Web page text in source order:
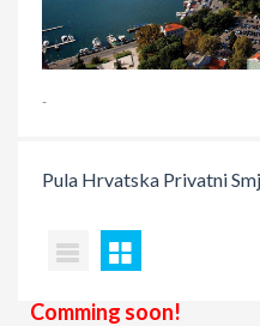
-
Pula Hrvatska Privatni
Comming soon!